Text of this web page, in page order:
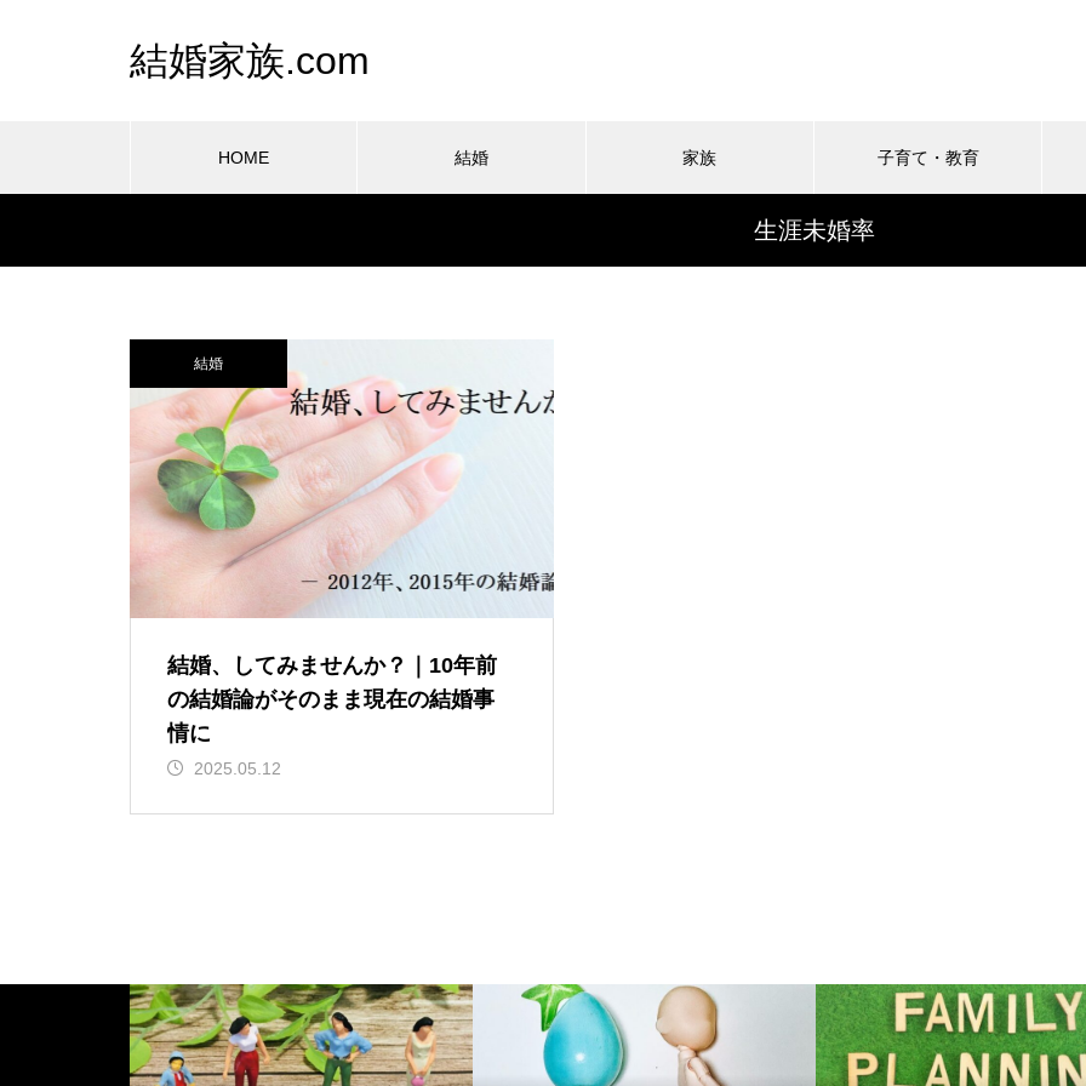
結婚家族.com
HOME 結婚 家族 子育て・教育
生涯未婚率
結婚
結婚、してみませんか？｜10年前
の結婚論がそのまま現在の結婚事
情に
2025.05.12